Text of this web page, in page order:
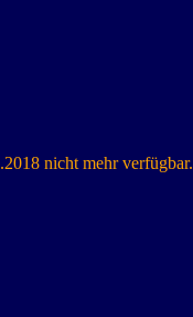
nicht mehr verfügbar.